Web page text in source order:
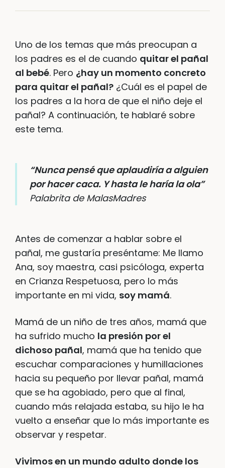
Uno de los temas que más preocupan a
los padres es el de cuando quitar el pañal
al bebé. Pero ¿hay un momento concreto
para quitar el pañal? ¿Cuál es el papel de
los padres a la hora de que el niño deje el
pañal? A continuación, te hablaré sobre
este tema.
“Nunca pensé que aplaudiría a alguien
por hacer caca. Y hasta le haría la ola”
Palabrita de MalasMadres
Antes de comenzar a hablar sobre el
pañal, me gustaría preséntame: Me llamo
Ana, soy maestra, casi psicóloga, experta
en Crianza Respetuosa, pero lo más
importante en mi vida, soy mamá.
Mamá de un niño de tres años, mamá que
ha sufrido mucho la presión por el
dichoso pañal, mamá que ha tenido que
escuchar comparaciones y humillaciones
hacia su pequeño por llevar pañal, mamá
que se ha agobiado, pero que al final,
cuando más relajada estaba, su hijo le ha
vuelto a enseñar que lo más importante es
observar y respetar.
Vivimos en un mundo adulto donde los